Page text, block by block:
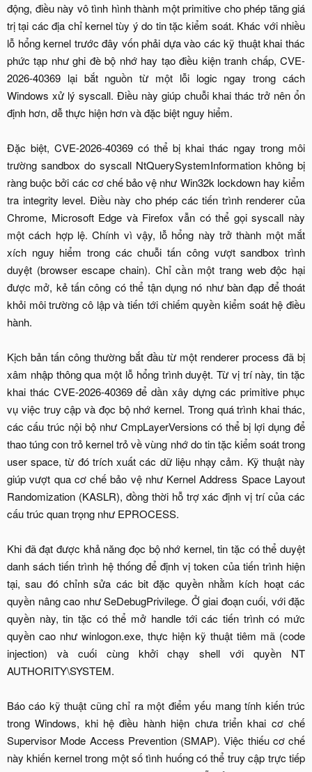
động, điều này vô tình hình thành một primitive cho phép tăng giá
trị tại các địa chỉ kernel tùy ý do tin tặc kiểm soát. Khác với nhiều
lỗ hổng kernel trước đây vốn phải dựa vào các kỹ thuật khai thác
phức tạp như ghi đè bộ nhớ hay tạo điều kiện tranh chấp, CVE-
2026-40369 lại bắt nguồn từ một lỗi logic ngay trong cách
Windows xử lý syscall. Điều này giúp chuỗi khai thác trở nên ổn
định hơn, dễ thực hiện hơn và đặc biệt nguy hiểm.
Đặc biệt, CVE-2026-40369 có thể bị khai thác ngay trong môi
trường sandbox do syscall NtQuerySystemInformation không bị
ràng buộc bởi các cơ chế bảo vệ như Win32k lockdown hay kiểm
tra integrity level. Điều này cho phép các tiến trình renderer của
Chrome, Microsoft Edge và Firefox vẫn có thể gọi syscall này
một cách hợp lệ. Chính vì vậy, lỗ hổng này trở thành một mắt
xích nguy hiểm trong các chuỗi tấn công vượt sandbox trình
duyệt (browser escape chain). Chỉ cần một trang web độc hại
được mở, kẻ tấn công có thể tận dụng nó như bàn đạp để thoát
khỏi môi trường cô lập và tiến tới chiếm quyền kiểm soát hệ điều
hành.
Kịch bản tấn công thường bắt đầu từ một renderer process đã bị
xâm nhập thông qua một lỗ hổng trình duyệt. Từ vị trí này, tin tặc
khai thác CVE-2026-40369 để dần xây dựng các primitive phục
vụ việc truy cập và đọc bộ nhớ kernel. Trong quá trình khai thác,
các cấu trúc nội bộ như CmpLayerVersions có thể bị lợi dụng để
thao túng con trỏ kernel trỏ về vùng nhớ do tin tặc kiểm soát trong
user space, từ đó trích xuất các dữ liệu nhạy cảm. Kỹ thuật này
giúp vượt qua cơ chế bảo vệ như Kernel Address Space Layout
Randomization (KASLR), đồng thời hỗ trợ xác định vị trí của các
cấu trúc quan trọng như EPROCESS.
Khi đã đạt được khả năng đọc bộ nhớ kernel, tin tặc có thể duyệt
danh sách tiến trình hệ thống để định vị token của tiến trình hiện
tại, sau đó chỉnh sửa các bit đặc quyền nhằm kích hoạt các
quyền nâng cao như SeDebugPrivilege. Ở giai đoạn cuối, với đặc
quyền này, tin tặc có thể mở handle tới các tiến trình có mức
quyền cao như winlogon.exe, thực hiện kỹ thuật tiêm mã (code
injection) và cuối cùng khởi chạy shell với quyền NT
AUTHORITY\SYSTEM.
Báo cáo kỹ thuật cũng chỉ ra một điểm yếu mang tính kiến trúc
trong Windows, khi hệ điều hành hiện chưa triển khai cơ chế
Supervisor Mode Access Prevention (SMAP). Việc thiếu cơ chế
này khiến kernel trong một số tình huống có thể truy cập trực tiếp